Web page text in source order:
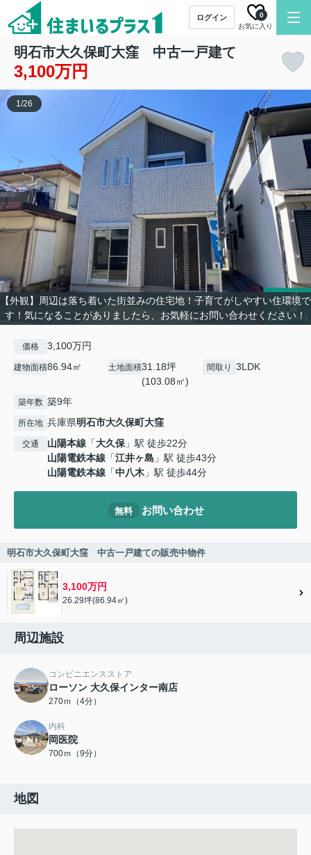
ログイン
お気に入り
0
明石市大久保町大窪 中古一戸建て
3,100万円
【外観】周辺は落ち着いた街並みの住宅地！子育てがしやすい住環境で
す！気になることがありましたら、お気軽にお問い合わせください！
1/26
価格 3,100万円
建物面積86.94㎡ 土地面積31.18坪
(103.08㎡)
間取り 3LDK
築年数 築9年
所在地 兵庫県明石市大久保町大窪
交通 山陽本線 「大久保」駅 徒歩22分
山陽電鉄本線 「江井ヶ島 」駅 徒歩43分
山陽電鉄本線 「中八木 」駅 徒歩44分
無料 お問い合わせ
明石市大久保町大窪 中古一戸建ての販売中物件
3,100万円
26.29坪(86.94㎡)
周辺施設
コンビニエンスストア
ローソン 大久保インター南店
270ｍ（4分）
内科
岡医院
700ｍ（9分）
地図